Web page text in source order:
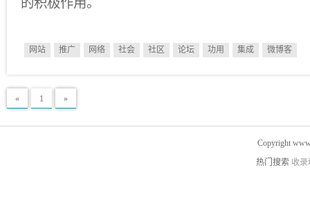
的积极作用。
网站 推广 网络 社会 社区 论坛 功用 集成 微博客
« 1 »
Copyright
热门搜索 收录